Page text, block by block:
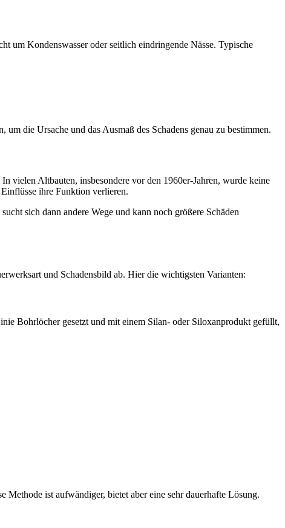
um Kondenswasser oder seitlich eindringende Nässe. Typische
die Ursache und das Ausmaß des Schadens genau zu bestimmen.
vielen Altbauten, insbesondere vor den 1960er-Jahren, wurde keine
ihre Funktion verlieren.
sich dann andere Wege und kann noch größere Schäden
und Schadensbild ab. Hier die wichtigsten Varianten:
Bohrlöcher gesetzt und mit einem Silan- oder Siloxanprodukt gefüllt,
ist aufwändiger, bietet aber eine sehr dauerhafte Lösung.